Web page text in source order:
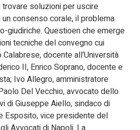
soluzioni per uscire
consenso corale, il problema
giudiriche. Questioen che emerge
tecniche del convegno cui
docente all’Università
II, Enrico Soprano, docente e
Ivo Allegro, amministratore
Del Vecchio, avvocato dello
di Giuseppe Aiello, sindaco di
Esposito, vice presidente del